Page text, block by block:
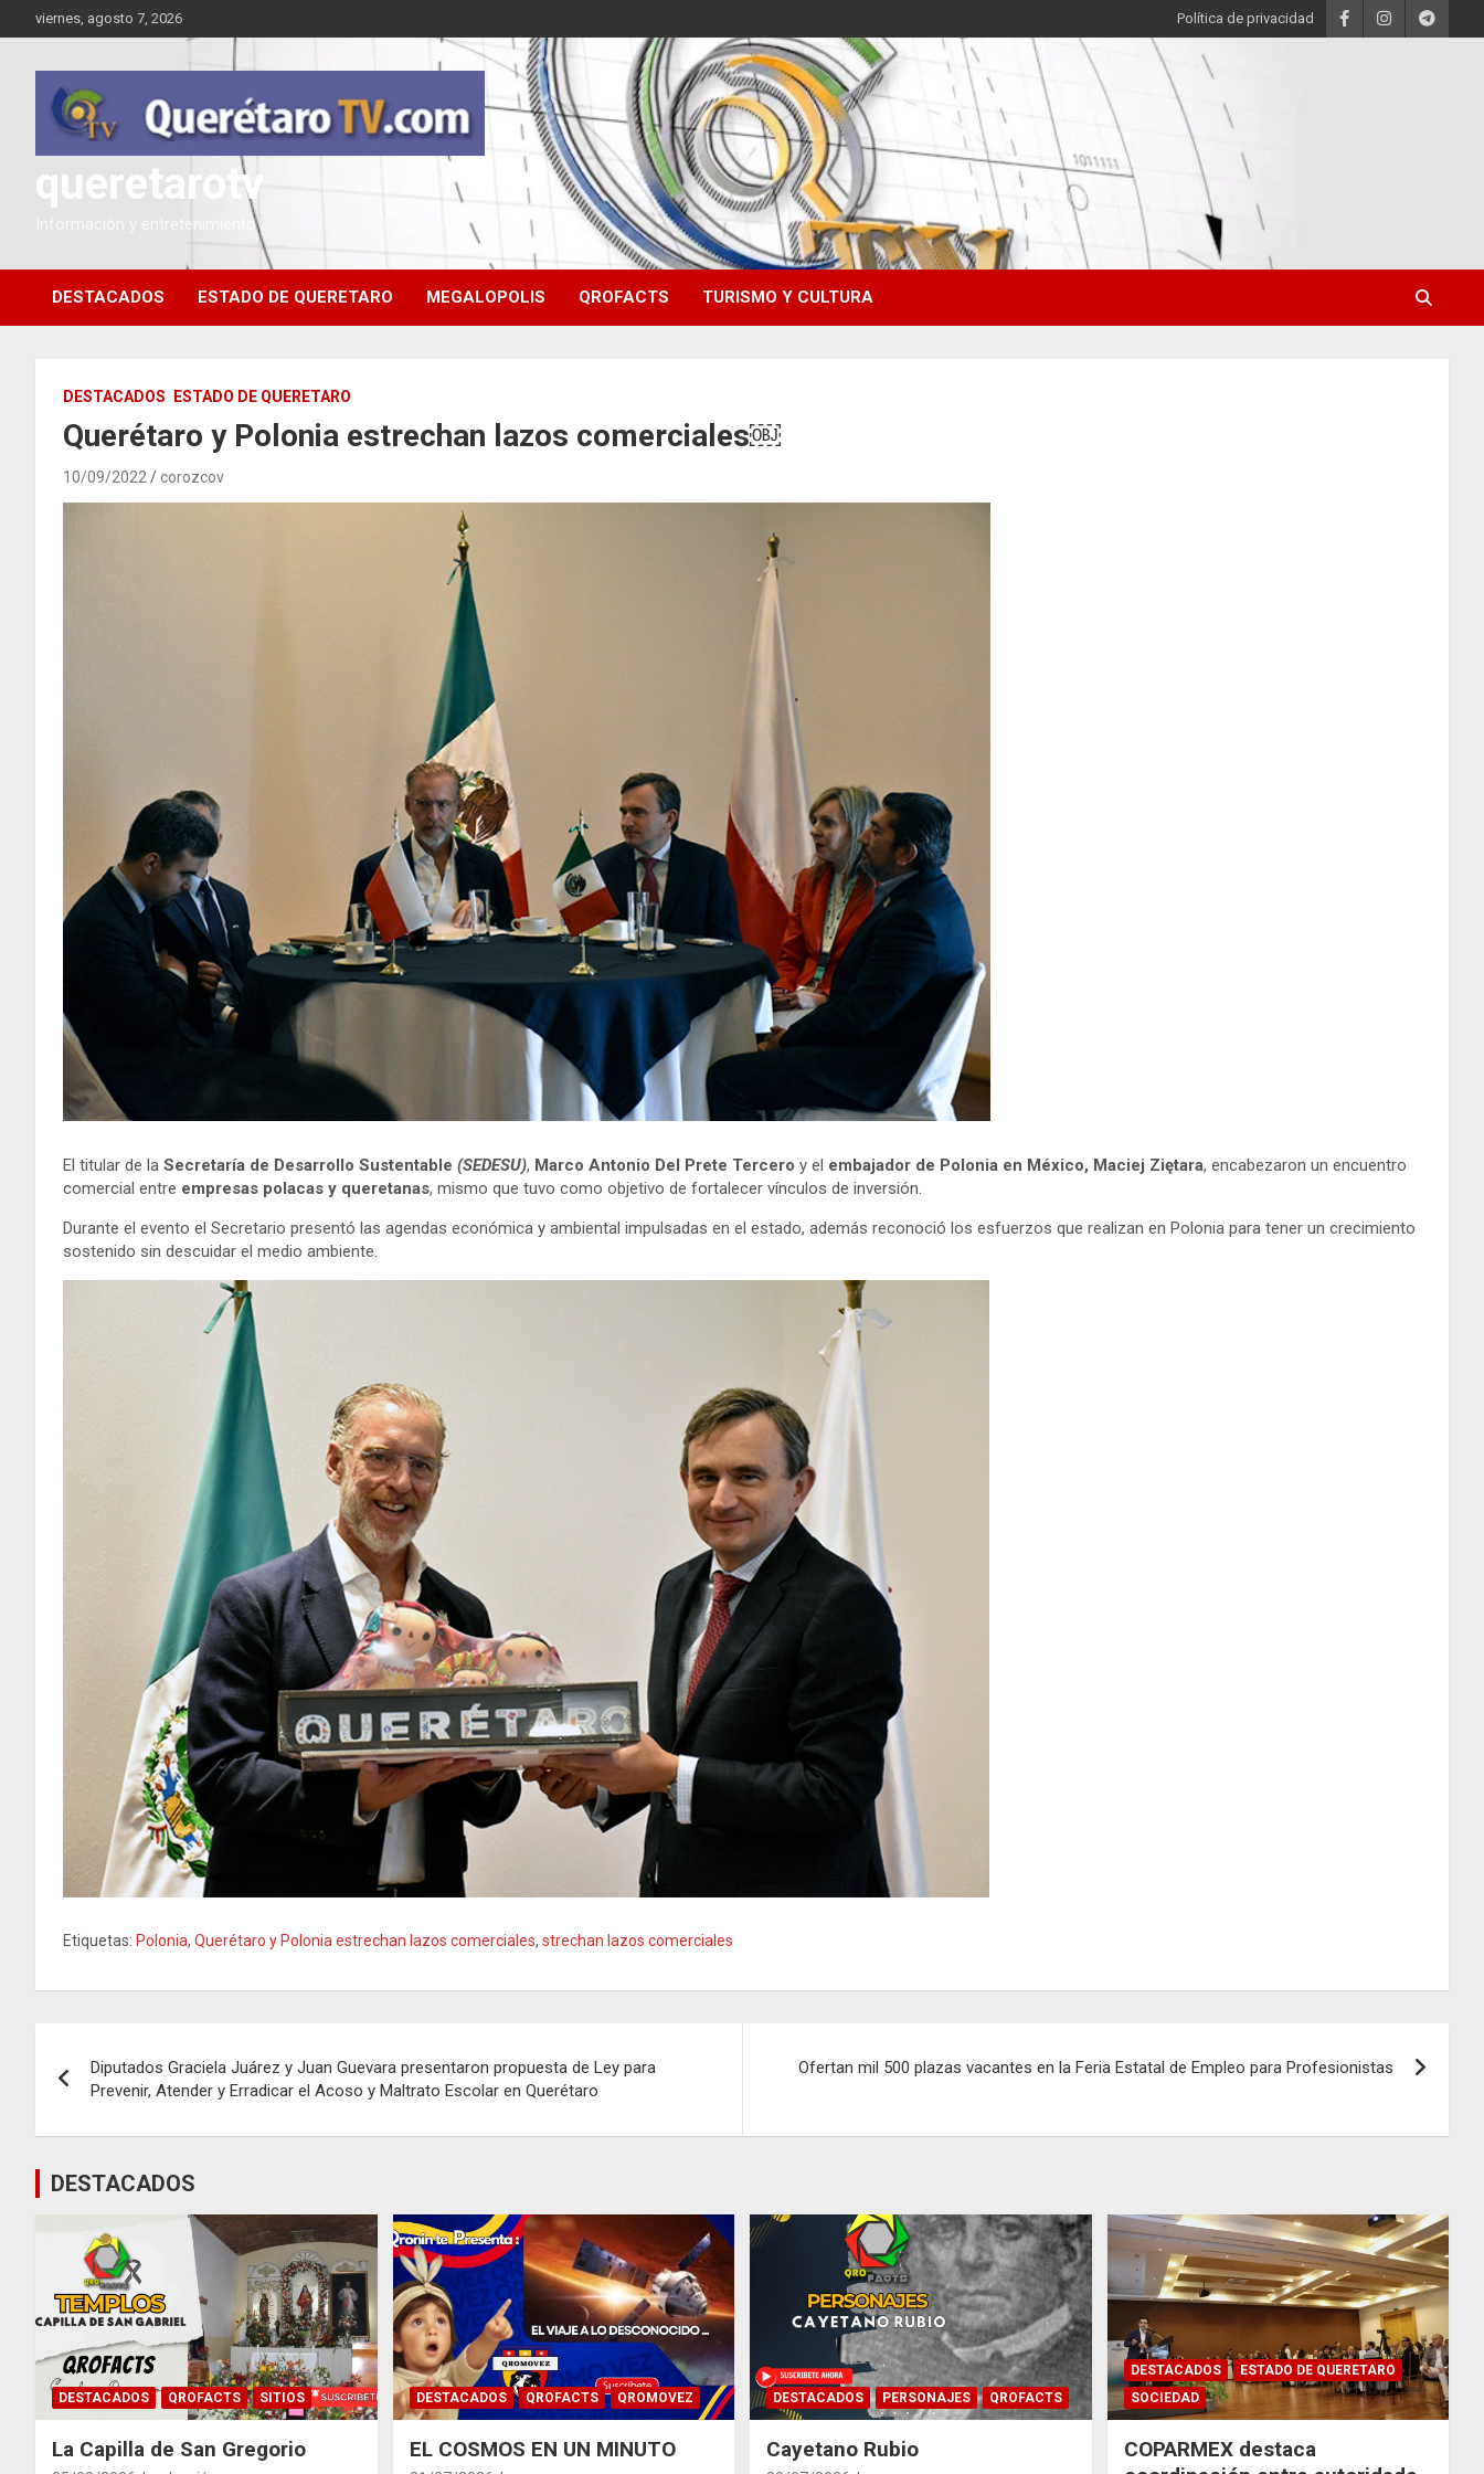
al
viernes, agosto 7, 2026 Política de privacidad
queretarotv
Información y entretenimiento
DESTACADOS ESTADO DE QUERETARO MEGALOPOLIS QROFACTS TURISMO Y CULTURA
DESTACADOS ESTADO DE QUERETARO
Querétaro y Polonia estrechan lazos comerciales￼
10/09/2022 corozcov
El titular de la Secretaría de Desarrollo Sustentable (SEDESU), Marco Antonio Del Prete Tercero y el embajador de Polonia en México, Maciej Ziętara, encabezaron un encuentro
comercial entre empresas polacas y queretanas, mismo que tuvo como objetivo de fortalecer vínculos de inversión.
Durante el evento el Secretario presentó las agendas económica y ambiental impulsadas en el estado, además reconoció los esfuerzos que realizan en Polonia para tener un crecimiento
sostenido sin descuidar el medio ambiente.
Etiquetas: Polonia, Querétaro y Polonia estrechan lazos comerciales, strechan lazos comerciales
de
entradas
Diputados Graciela Juárez y Juan Guevara presentaron propuesta de Ley para
Prevenir, Atender y Erradicar el Acoso y Maltrato Escolar en Querétaro
Ofertan mil 500 plazas vacantes en la Feria Estatal de Empleo para Profesionistas
DESTACADOS
DESTACADOS QROFACTS SITIOS
La Capilla de San Gregorio
DESTACADOS QROFACTS QROMOVEZ
EL COSMOS EN UN MINUTO
DESTACADOS PERSONAJES QROFACTS
Cayetano Rubio
DESTACADOS
ESTADO DE QUERETARO
SOCIEDAD
COPARMEX destaca